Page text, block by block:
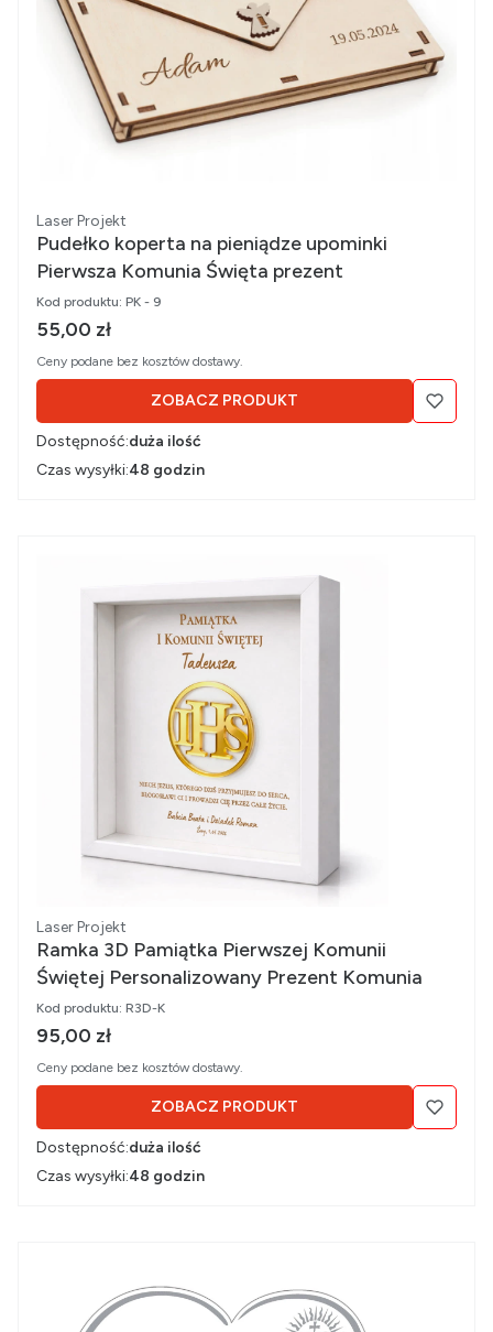
Producent
Laser Projekt
Pudełko koperta na pieniądze upominki
Pierwsza Komunia Święta prezent
Kod produktu: PK - 9
Cena brutto
55,00 zł
Ceny podane bez kosztów dostawy.
ZOBACZ PRODUKT
Dostępność:duża ilość
Czas wysyłki:48 godzin
Producent
Laser Projekt
Ramka 3D Pamiątka Pierwszej Komunii
Świętej Personalizowany Prezent Komunia
Kod produktu: R3D-K
Cena brutto
95,00 zł
Ceny podane bez kosztów dostawy.
ZOBACZ PRODUKT
Dostępność:duża ilość
Czas wysyłki:48 godzin